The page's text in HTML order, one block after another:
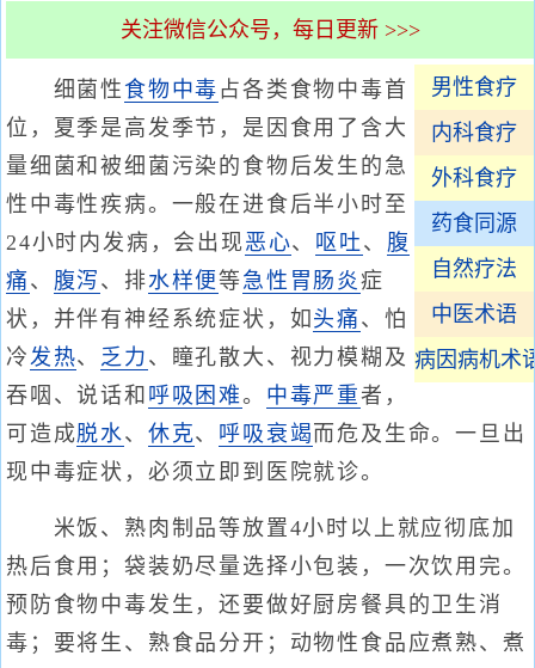
关注微信公众号，每日更新 >>>
男性食疗
内科食疗
外科食疗
药食同源
自然疗法
中医术语
病因病机术
细菌性 食物中毒 占各类食物中毒首
位，夏季是高发季节，是因食用了含大
量细菌和被细菌污染的食物后发生的急
性中毒性疾病。一般在进食后半小时至
24小时内发病，会出现 恶心、 呕吐、 腹
痛 、 腹泻 、排水样便等急性胃肠炎症
状，并伴有神经系统症状，如 头痛 、怕
冷发热、 乏力 、瞳孔散大、视力模糊及
吞咽、说话和 呼吸困难。 中毒严重者，
可造成脱水、 休克、 呼吸衰竭 而危及生命。一旦出
现中毒症状，必须立即到医院就诊。
米饭、熟肉制品等放置4小时以上就应彻底加
热后食用；袋装奶尽量选择小包装，一次饮用完。
预防食物中毒发生，还要做好厨房餐具的卫生消
毒；要将生、熟食品分开；动物性食品应煮熟、煮